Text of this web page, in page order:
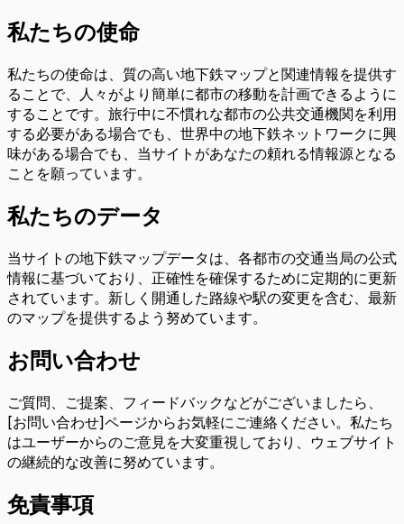
私たちの使命
私たちの使命は、質の高い地下鉄マップと関連情報を提供す
ることで、人々がより簡単に都市の移動を計画できるように
することです。旅行中に不慣れな都市の公共交通機関を利用
する必要がある場合でも、世界中の地下鉄ネットワークに興
味がある場合でも、当サイトがあなたの頼れる情報源となる
ことを願っています。
私たちのデータ
当サイトの地下鉄マップデータは、各都市の交通当局の公式
情報に基づいており、正確性を確保するために定期的に更新
されています。新しく開通した路線や駅の変更を含む、最新
のマップを提供するよう努めています。
お問い合わせ
ご質問、ご提案、フィードバックなどがございましたら、
[お問い合わせ]ページからお気軽にご連絡ください。私たち
はユーザーからのご意見を大変重視しており、ウェブサイト
の継続的な改善に努めています。
免責事項